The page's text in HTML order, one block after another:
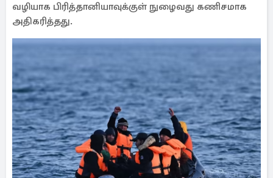
வழியாக பிரித்தானியாவுக்குள் நுழைவது கணிசமாக
அதிகரித்தது.